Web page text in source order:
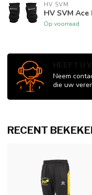
HV SVM
HV SVM
Op voorraad
Neem
die uw
RECENT